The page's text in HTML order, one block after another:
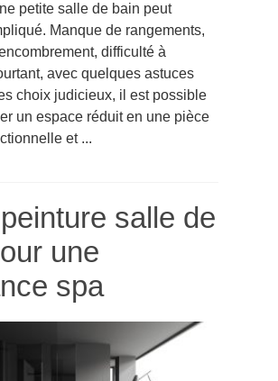
petite salle de bain peut
Manque de rangements,
difficulté à
avec quelques astuces
choix judicieux, il est possible
un espace réduit en une pièce
et ...
salle de
une
spa